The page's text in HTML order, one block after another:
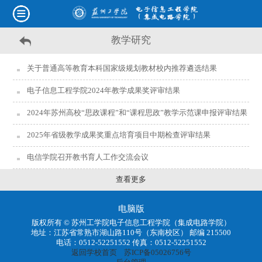
教学研究
关于普通高等教育本科国家级规划教材校内推荐遴选结果
电子信息工程学院2024年教学成果奖评审结果
2024年苏州高校“思政课程”和“课程思政”教学示范课申报评审结果
2025年省级教学成果奖重点培育项目中期检查评审结果
电信学院召开教书育人工作交流会议
查看更多
电脑版
版权所有 © 苏州工学院电子信息工程学院（集成电路学院）
地址：江苏省常熟市湖山路110号（东南校区） 邮编 215500
电话：0512-52251552 传真：0512-52251552
返回学校首页
苏ICP备05026756号